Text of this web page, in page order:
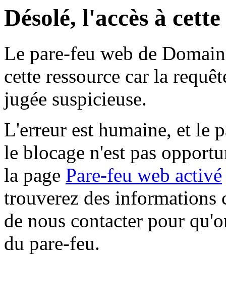
Désolé, l'accès à
Le pare-feu web de
cette ressource car la
jugée suspicieuse.
L'erreur est humaine, et le
le blocage n'est pas
la page Pare-feu web activé
trouverez des informations
de nous contacter pour
du pare-feu.